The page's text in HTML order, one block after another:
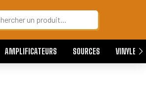
AMPLIFICATEURS SOURCES VINYLES